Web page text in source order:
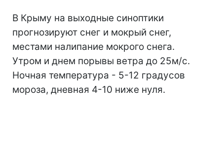
В Крыму на выходные синоптики
прогнозируют снег и мокрый снег,
местами налипание мокрого снега.
Утром и днем порывы ветра до 25м/с.
Ночная температура - 5-12 градусов
мороза, дневная 4-10 ниже нуля.